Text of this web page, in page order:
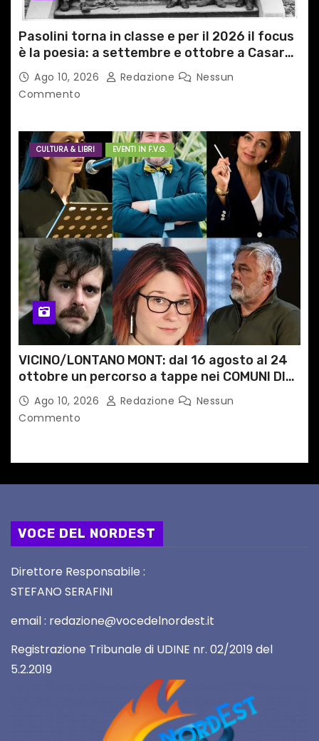
Pasolini torna in classe e per il 2026 il focus
è la poesia: a settembre e ottobre a Casarsa
(Pn) l’originale percorso per docenti delle
scuole medie e superiori
Ago 10, 2026 Redazione
Nessun
Commento
CULTURA & LIBRI EVENTI IN F.V.G.
VICINO/LONTANO MONT: dal 16 agosto al 24
ottobre un percorso a tappe nei COMUNI DI
MONTAGNA DEL FVG
Ago 10, 2026 Redazione
Nessun
Commento
VOCE DEL NORDEST
Direttore Responsabile :
STEFANO SERAFINI
email : redazione@vocedelnordest.it
Registrazione Tribunale di UDINE nr. 02/2019 del
5.2.2019